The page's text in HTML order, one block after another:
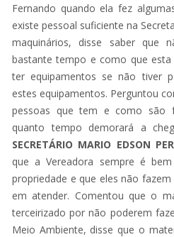
Fernando quando ela fez
existe pessoal suficiente na
maquinários, disse saber que
bastante tempo e como que
ter equipamentos se não tiver
estes equipamentos. Perguntou
pessoas que tem e como são
quanto tempo demorará a
SECRETÁRIO MARIO EDSON
que a Vereadora sempre é
propriedade e que eles não
em atender. Comentou que o
terceirizado por não poderem
Meio Ambiente, disse que o